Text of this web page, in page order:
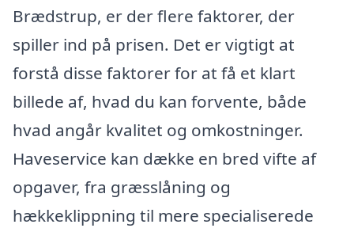
Brædstrup, er der flere faktorer, der
spiller ind på prisen. Det er vigtigt at
forstå disse faktorer for at få et klart
billede af, hvad du kan forvente, både
hvad angår kvalitet og omkostninger.
Haveservice kan dække en bred vifte af
opgaver, fra græsslåning og
hækkeklippning til mere specialiserede